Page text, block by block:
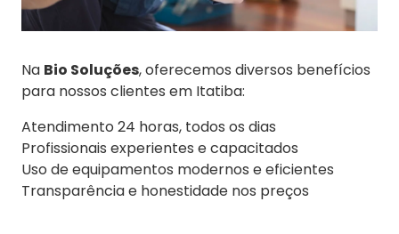
Na Bio Soluções, oferecemos diversos benefícios
para nossos clientes em Itatiba:
Atendimento 24 horas, todos os dias
Profissionais experientes e capacitados
Uso de equipamentos modernos e eficientes
Transparência e honestidade nos preços